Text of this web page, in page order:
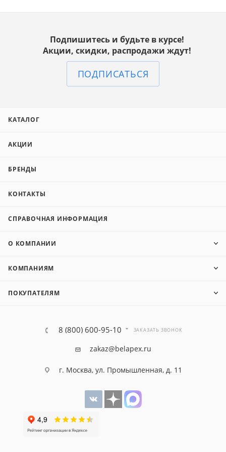
Подпишитесь и будьте в курсе!
Акции, скидки, распродажи ждут!
ПОДПИСАТЬСЯ
КАТАЛОГ
АКЦИИ
БРЕНДЫ
КОНТАКТЫ
СПРАВОЧНАЯ ИНФОРМАЦИЯ
О КОМПАНИИ
КОМПАНИЯМ
ПОКУПАТЕЛЯМ
8 (800) 600-95-10 ЗАКАЗАТЬ ЗВОНОК
zakaz@belapex.ru
г. Москва, ул. Промышленная, д. 11